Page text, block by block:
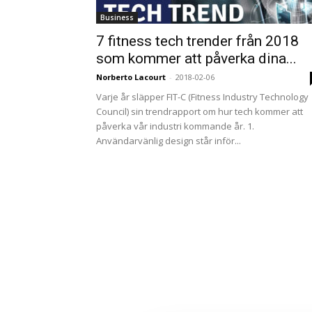
Business
7 fitness tech trender från 2018
som kommer att påverka dina...
Norberto Lacourt - 2018-02-06
Varje år släpper FIT-C (Fitness Industry Technology
Council) sin trendrapport om hur tech kommer att
påverka vår industri kommande år. 1.
Användarvänlig design står inför...